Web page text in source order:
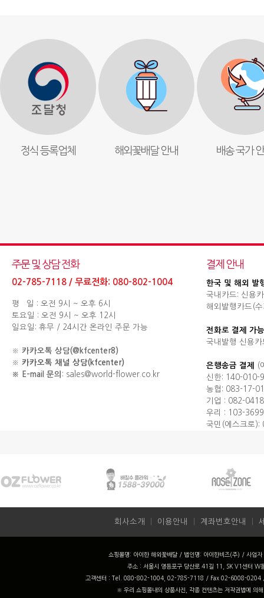
정식 등록업체 해외꽃배달 안내 배송 국가
주문 및 상담 전화
02-785-7118 / 무료전화: 080-802-1004
평 일 : 오전 9시 ~ 오후 6시
토요일 : 오전 9시 ~ 오후 12시
일요일: 휴무 / 24시간 온라인 주문 가능
※ 카카오톡 상담(@kfcenter8)
※ 카카오톡 채널 상담(kfcenter)
※ E-mail 문의 : sales@world-flower.co.kr
결제 안내
한국 및 해외 발
국내카드: 신용
해외발행카드(
전화로 결제 가
국내발행 신용
은행송금 결제
(
신한: 140-010-
농협: 083-17-
기업 : 082-
우리 : 103-
국민(에스크로
회사소개 이용안내 계좌번호안내
쇼핑몰명: 아이한 해외꽃배달 / 법인명: 아이한비즈(주) / 사업
주소 : 서울시 영등포구 당산로 41길 11, SK V1센터
고객센터 : Tel. 080-802-1004, 02-785-7118 / Fax 02-6008-0204
※ 우리 쇼핑몰내의 상품사진, 각종 컨텐츠는 저작권법에 의